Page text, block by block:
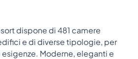
dispone di 481 camere
e di diverse tipologie, per
Moderne, eleganti e